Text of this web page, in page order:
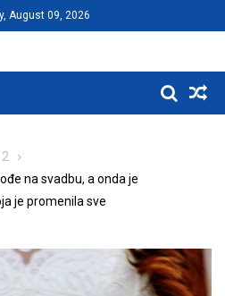
August 09, 2026
2
na svadbu, a onda je
je promenila sve